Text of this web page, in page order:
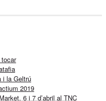
i la Geltrú
2019
6 i 7 d’abril al TNC